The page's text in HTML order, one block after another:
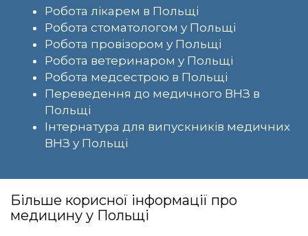
Робота лікарем в Польщі
Робота стоматологом у Польщі
Робота провізором у Польщі
Робота ветеринаром у Польщі
Робота медсестрою в Польщі
Переведення до медичного ВНЗ в
Польщі
Інтернатура для випускників медичних
ВНЗ у Польщі
Більше корисної інформації про
медицину у Польщі